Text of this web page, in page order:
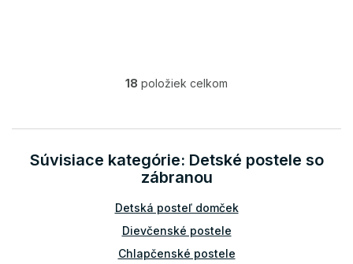
O
á
a
c
e
p
r
v
18 položiek celkom
Súvisiace kategórie: Detské postele so
zábranou
Detská posteľ domček
Dievčenské postele
Chlapčenské postele